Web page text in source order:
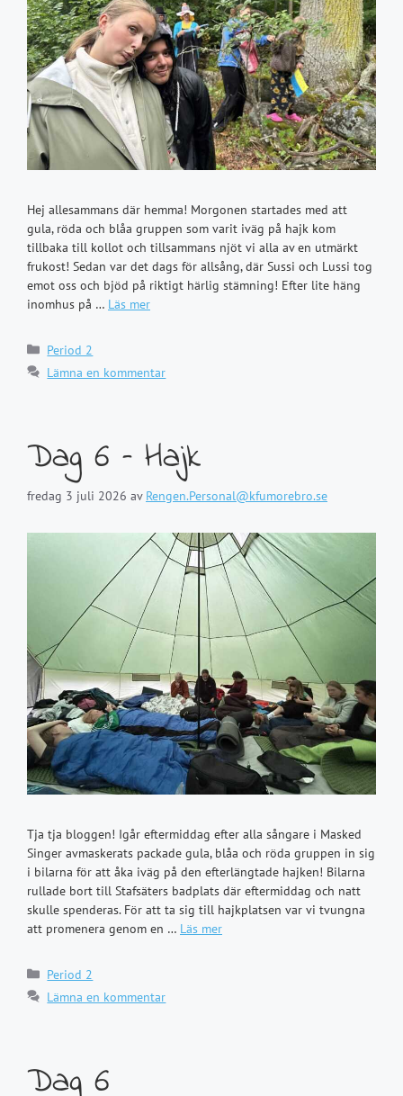
Hej allesammans där hemma! Morgonen startades med att
gula, röda och blåa gruppen som varit iväg på hajk kom
tillbaka till kollot och tillsammans njöt vi alla av en utmärkt
frukost! Sedan var det dags för allsång, där Sussi och Lussi tog
emot oss och bjöd på riktigt härlig stämning! Efter lite häng
inomhus på … Läs mer
Kategorier
Period 2
Lämna en kommentar
Dag 6 – Hajk
fredag 3 juli 2026 av Rengen.Personal@kfumorebro.se
Tja tja bloggen! Igår eftermiddag efter alla sångare i Masked
Singer avmaskerats packade gula, blåa och röda gruppen in sig
i bilarna för att åka iväg på den efterlängtade hajken! Bilarna
rullade bort till Stafsäters badplats där eftermiddag och natt
skulle spenderas. För att ta sig till hajkplatsen var vi tvungna
att promenera genom en … Läs mer
Kategorier
Period 2
Lämna en kommentar
Dag 6